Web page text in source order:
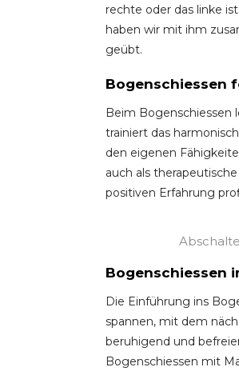
rechte oder das linke
haben wir mit ihm
geübt.
Bogenschiessen
Beim Bogenschiessen
trainiert das
den eigenen
auch als
positiven Erfahrung
Bogenschiessen
Die Einführung ins
spannen, mit dem
beruhigend und
Bogenschiessen mit